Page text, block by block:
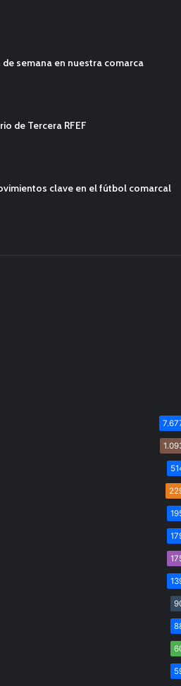
semana en nuestra comarca
de Tercera RFEF
clave en el fútbol comarcal